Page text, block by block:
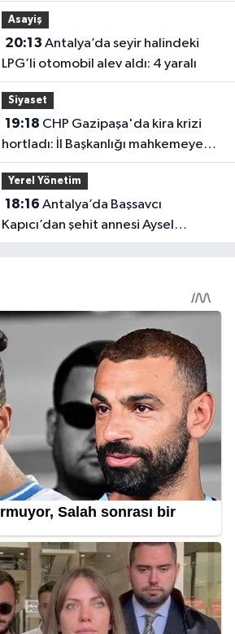
Asayiş
20:13
LPG’li otomobil alev aldı: 4 yaralı
Siyaset
19:18
hortladı: İl Başkanlığı mahkemeye
gitti
Yerel Yönetim
18:16
Kapıcı’dan şehit annesi Aysel
Belen’e anlamlı ziyaret